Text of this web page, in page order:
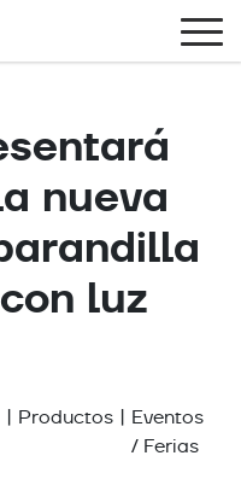
nueva
luz
| Productos | Eventos
/ Ferias